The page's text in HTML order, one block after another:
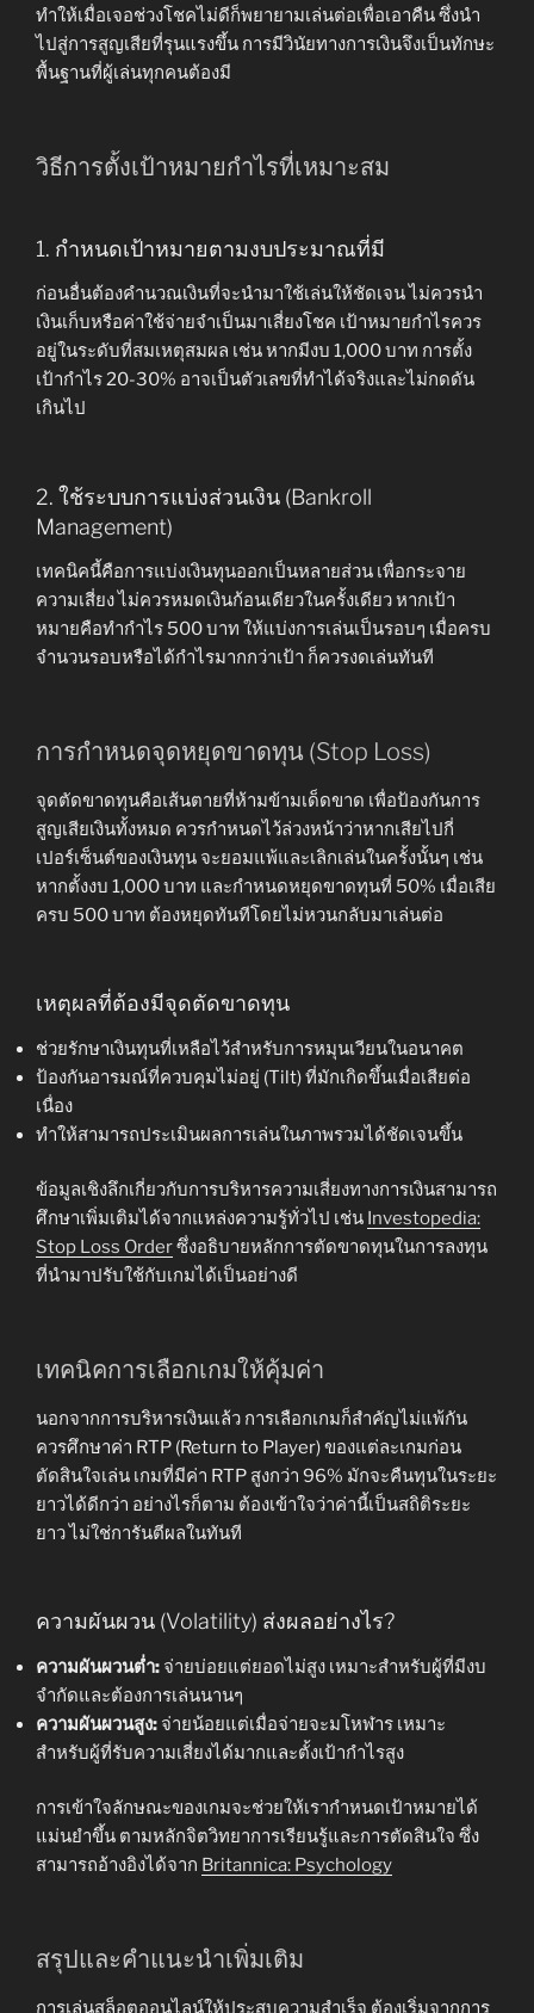
ทำให้เมื่อเจอช่วงโชคไม่ดีก็พยายามเล่นต่อเพื่อเอาคืน ซึ่งนำ
ไปสู่การสูญเสียที่รุนแรงขึ้น การมีวินัยทางการเงินจึงเป็นทักษะ
พื้นฐานที่ผู้เล่นทุกคนต้องมี
วิธีการตั้งเป้าหมายกำไรที่เหมาะสม
1. กำหนดเป้าหมายตามงบประมาณที่มี
ก่อนอื่นต้องคำนวณเงินที่จะนำมาใช้เล่นให้ชัดเจน ไม่ควรนำ
เงินเก็บหรือค่าใช้จ่ายจำเป็นมาเสี่ยงโชค เป้าหมายกำไรควร
อยู่ในระดับที่สมเหตุสมผล เช่น หากมีงบ 1,000 บาท การตั้ง
เป้ากำไร 20-30% อาจเป็นตัวเลขที่ทำได้จริงและไม่กดดัน
เกินไป
2. ใช้ระบบการแบ่งส่วนเงิน (Bankroll
Management)
เทคนิคนี้คือการแบ่งเงินทุนออกเป็นหลายส่วน เพื่อกระจาย
ความเสี่ยง ไม่ควรหมดเงินก้อนเดียวในครั้งเดียว หากเป้า
หมายคือทำกำไร 500 บาท ให้แบ่งการเล่นเป็นรอบๆ เมื่อครบ
จำนวนรอบหรือได้กำไรมากกว่าเป้า ก็ควรงดเล่นทันที
การกำหนดจุดหยุดขาดทุน (Stop Loss)
จุดตัดขาดทุนคือเส้นตายที่ห้ามข้ามเด็ดขาด เพื่อป้องกันการ
สูญเสียเงินทั้งหมด ควรกำหนดไว้ล่วงหน้าว่าหากเสียไปกี่
เปอร์เซ็นต์ของเงินทุน จะยอมแพ้และเลิกเล่นในครั้งนั้นๆ เช่น
หากตั้งงบ 1,000 บาท และกำหนดหยุดขาดทุนที่ 50% เมื่อเสีย
ครบ 500 บาท ต้องหยุดทันทีโดยไม่หวนกลับมาเล่นต่อ
เหตุผลที่ต้องมีจุดตัดขาดทุน
ช่วยรักษาเงินทุนที่เหลือไว้สำหรับการหมุนเวียนในอนาคต
ป้องกันอารมณ์ที่ควบคุมไม่อยู่ (Tilt) ที่มักเกิดขึ้นเมื่อเสียต่อ
เนื่อง
ทำให้สามารถประเมินผลการเล่นในภาพรวมได้ชัดเจนขึ้น
ข้อมูลเชิงลึกเกี่ยวกับการบริหารความเสี่ยงทางการเงินสามารถ
ศึกษาเพิ่มเติมได้จากแหล่งความรู้ทั่วไป เช่น Investopedia:
Stop Loss Orderซึ่งอธิบายหลักการตัดขาดทุนในการลงทุน
ที่นำมาปรับใช้กับเกมได้เป็นอย่างดี
เทคนิคการเลือกเกมให้คุ้มค่า
นอกจากการบริหารเงินแล้ว การเลือกเกมก็สำคัญไม่แพ้กัน
ควรศึกษาค่า RTP (Return to Player) ของแต่ละเกมก่อน
ตัดสินใจเล่น เกมที่มีค่า RTP สูงกว่า 96% มักจะคืนทุนในระยะ
ยาวได้ดีกว่า อย่างไรก็ตาม ต้องเข้าใจว่าค่านี้เป็นสถิติระยะ
ยาว ไม่ใช่การันตีผลในทันที
ความผันผวน (Volatility) ส่งผลอย่างไร?
ความผันผวนต่ำ: จ่ายบ่อยแต่ยอดไม่สูง เหมาะสำหรับผู้ที่มีงบ
จำกัดและต้องการเล่นนานๆ
ความผันผวนสูง: จ่ายน้อยแต่เมื่อจ่ายจะมโหฬาร เหมาะ
สำหรับผู้ที่รับความเสี่ยงได้มากและตั้งเป้ากำไรสูง
การเข้าใจลักษณะของเกมจะช่วยให้เรากำหนดเป้าหมายได้
แม่นยำขึ้น ตามหลักจิตวิทยาการเรียนรู้และการตัดสินใจ ซึ่ง
สามารถอ้างอิงได้จาก Britannica: Psychology
สรุปและคำแนะนำเพิ่มเติม
การเล่นสล็อตออนไลน์ให้ประสบความสำเร็จ ต้องเริ่มจากการ